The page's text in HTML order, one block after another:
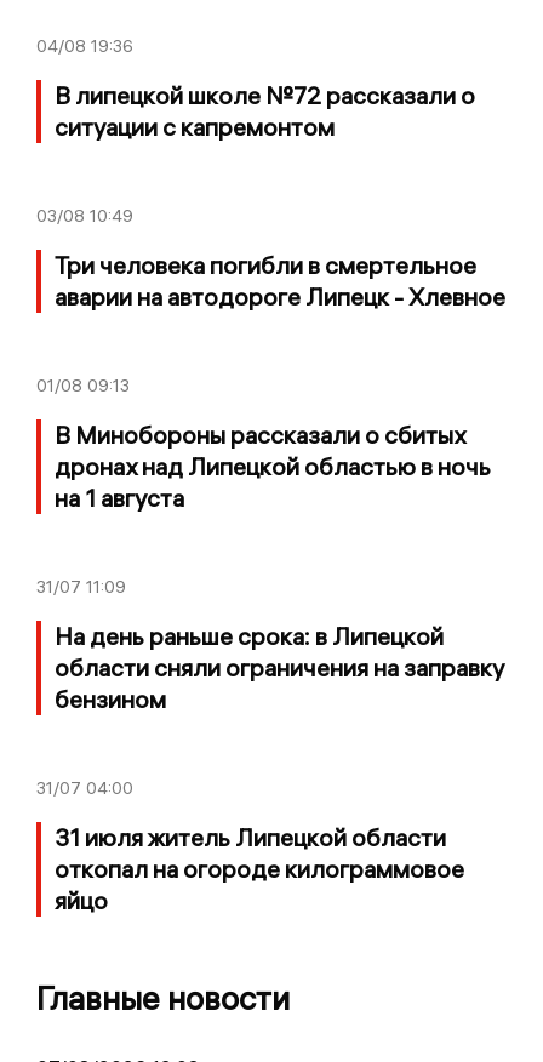
04/08 19:36
В липецкой школе №72 рассказали о
ситуации с капремонтом
03/08 10:49
Три человека погибли в смертельное
аварии на автодороге Липецк - Хлевное
01/08 09:13
В Минобороны рассказали о сбитых
дронах над Липецкой областью в ночь
на 1 августа
31/07 11:09
На день раньше срока: в Липецкой
области сняли ограничения на заправку
бензином
31/07 04:00
31 июля житель Липецкой области
откопал на огороде килограммовое
яйцо
Главные новости